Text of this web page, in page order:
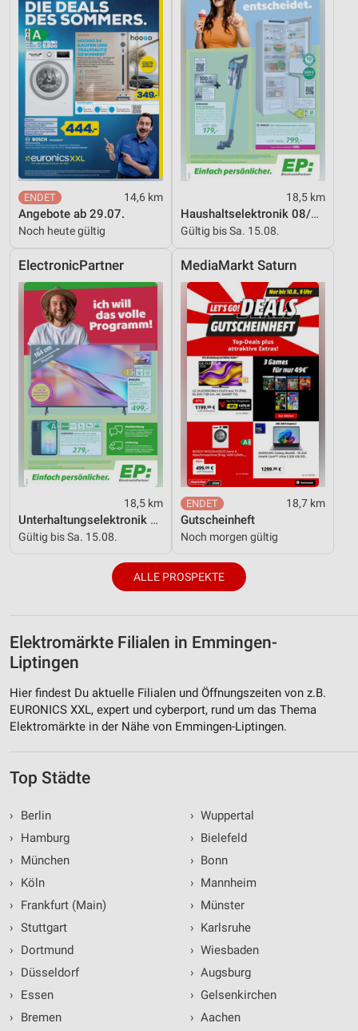
14,6 km
Angebote ab 29.07.
Noch heute gültig
18,5 km
Haushaltselektronik 08/2026
Gültig bis Sa. 15.08.
ElectronicPartner
18,5 km
Unterhaltungselektronik 08/2026
Gültig bis Sa. 15.08.
MediaMarkt Saturn
18,7 km
Gutscheinheft
Noch morgen gültig
ALLE PROSPEKTE
Elektromärkte Filialen in Emmingen-
Liptingen
Hier findest Du aktuelle Filialen und Öffnungszeiten von z.B.
EURONICS XXL, expert und cyberport, rund um das Thema
Elektromärkte in der Nähe von Emmingen-Liptingen.
Top Städte
›
Berlin
›
Hamburg
›
München
›
Köln
›
Frankfurt (Main)
› Stuttgart
›
Dortmund
›
Düsseldorf
›
Essen
›
Bremen
› Wuppertal
› Bielefeld
› Bonn
› Mannheim
› Münster
› Karlsruhe
› Wiesbaden
› Augsburg
› Gelsenkirchen
› Aachen
Werbung